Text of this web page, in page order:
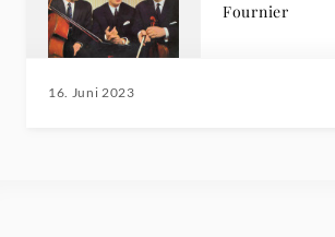
Fournier
16. Juni 2023